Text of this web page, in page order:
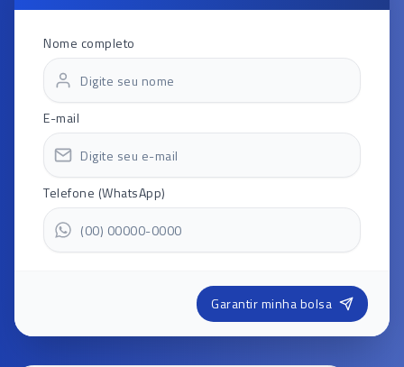
Nome completo
E-mail
Telefone (WhatsApp)
Garantir minha bolsa